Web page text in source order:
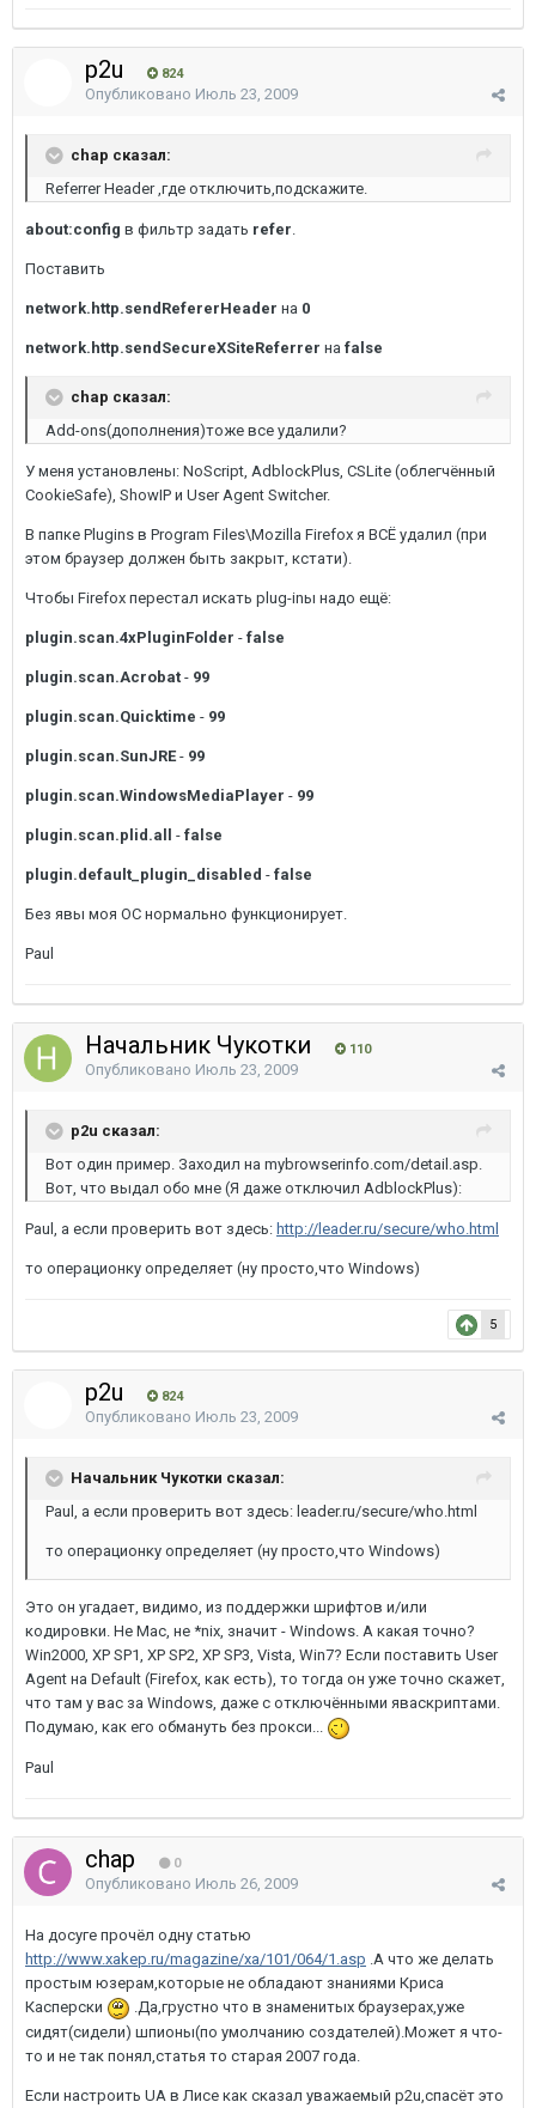
p2u 824
Опубликовано Июль 23, 2009
chap сказал:
Referrer Header ,где отключить,подскажите.
about:config в фильтр задать refer.
Поставить
network.http.sendRefererHeader на 0
network.http.sendSecureXSiteReferrer на false
chap сказал:
Add-ons(дополнения)тоже все удалили?
У меня установлены: NoScript, AdblockPlus, CSLite (облегчённый
CookieSafe), ShowIP и User Agent Switcher.
В папке Plugins в Program Files\Mozilla Firefox я ВСЁ удалил (при
этом браузер должен быть закрыт, кстати).
Чтобы Firefox перестал искать plug-inы надо ещё:
plugin.scan.4xPluginFolder - false
plugin.scan.Acrobat - 99
plugin.scan.Quicktime - 99
plugin.scan.SunJRE- 99
plugin.scan.WindowsMediaPlayer - 99
plugin.scan.plid.all - false
plugin.default_plugin_disabled - false
Без явы моя ОС нормально функционирует.
Paul
Начальник Чукотки 110
Опубликовано Июль 23, 2009
p2u сказал:
Вот один пример. Заходил на mybrowserinfo.com/detail.asp.
Вот, что выдал обо мне (Я даже отключил AdblockPlus):
Paul, а если проверить вот здесь: http://leader.ru/secure/who.html
то операционку определяет (ну просто,что Windows)
5
p2u 824
Опубликовано Июль 23, 2009
Начальник Чукотки сказал:
Paul, а если проверить вот здесь: leader.ru/secure/who.html
то операционку определяет (ну просто,что Windows)
Это он угадает, видимо, из поддержки шрифтов и/или
кодировки. Не Mac, не *nix, значит - Windows. А какая точно?
Win2000, XP SP1, XP SP2, XP SP3, Vista, Win7? Если поставить User
Agent на Default (Firefox, как есть), то тогда он уже точно скажет,
что там у вас за Windows, даже с отключёнными яваскриптами.
Подумаю, как его обмануть без прокси...
Paul
chap 0
Опубликовано Июль 26, 2009
На досуге прочёл одну статью
http://www.xakep.ru/magazine/xa/101/064/1.asp .А что же делать
простым юзерам,которые не обладают знаниями Криса
Касперски
.Да,грустно что в знаменитых браузерах,уже
сидят(сидели) шпионы(по умолчанию создателей).Может я что-
то и не так понял,статья то старая 2007 года.
Если настроить UA в Лисе как сказал уважаемый p2u,спасёт это